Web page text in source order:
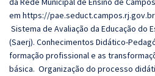
em https://pae.seduct.campos.rj.
Sistema de Avaliação da Educação do
(Saerj). Conhecimentos Didático-
formação profissional e as
básica. Organização do processo